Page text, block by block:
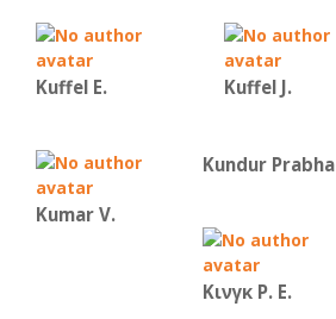
Kuffel E. Kuffel J.
Kumar V.
Kundur Prabha
Κινγκ Ρ. Ε.